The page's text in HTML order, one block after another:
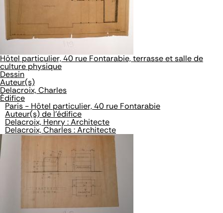
Hôtel particulier, 40 rue Fontarabie, terrasse et salle de
culture physique
Dessin
Auteur(s)
Delacroix, Charles
Édifice
Paris - Hôtel particulier, 40 rue Fontarabie
Auteur(s) de l'édifice
Delacroix, Henry : Architecte
Delacroix, Charles : Architecte